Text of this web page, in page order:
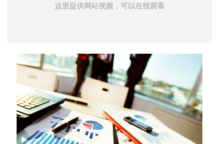
这里提供网站视频，可以在线观看